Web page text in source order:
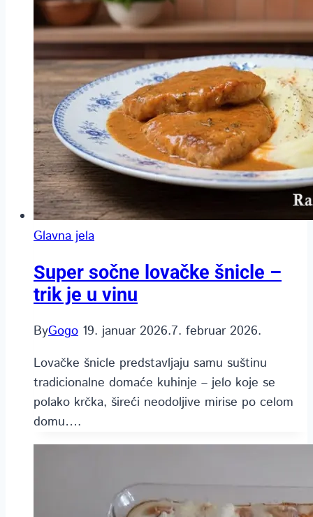
Glavna jela
Super sočne lovačke šnicle –
trik je u vinu
ByGogo 19. januar 2026.7. februar 2026.
Lovačke šnicle predstavljaju samu suštinu
tradicionalne domaće kuhinje – jelo koje se
polako krčka, šireći neodoljive mirise po celom
domu….